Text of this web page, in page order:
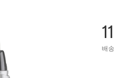
배